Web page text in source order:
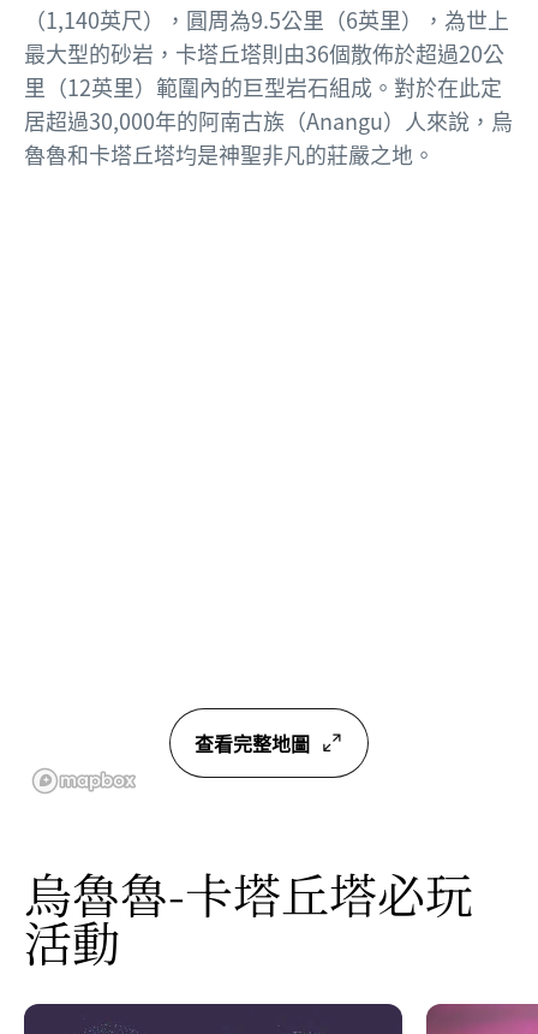
（1,140英尺），圓周為9.5公里（6英里），為世上
最大型的砂岩，卡塔丘塔則由36個散佈於超過20公
里（12英里）範圍內的巨型岩石組成。 對於在此定
居超過30,000年的阿南古族（Anangu）人來說，烏
魯魯和卡塔丘塔均是神聖非凡的莊嚴之地。
查看完整地圖
烏魯魯-卡塔丘塔必玩
活動